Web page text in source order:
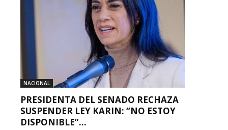
NACIONAL
PRESIDENTA DEL SENADO RECHAZA
SUSPENDER LEY KARIN: “NO ESTOY
DISPONIBLE”...